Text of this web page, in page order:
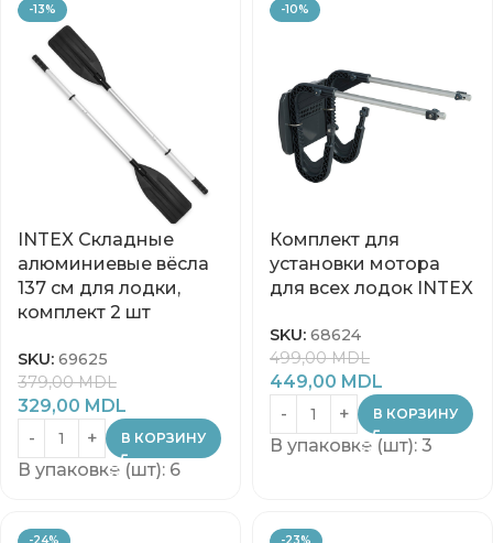
-13%
INTEX Складные
алюминиевые вёсла
137 см для лодки,
комплект 2 шт
SKU: 69625
379,00MDL
329,00 MDL
В КОРЗИНУ
В упаковке (шт): 6
-10%
Комплект для
установки мотора
для всех лодок INTEX
SKU: 68624
499,00MDL
449,00 MDL
В КОРЗИНУ
В упаковке (шт): 3